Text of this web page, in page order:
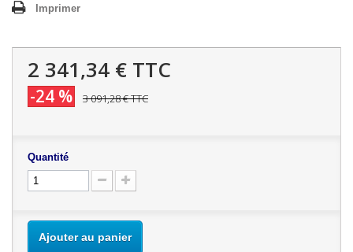
Imprimer
2 341,34 € TTC
-24 % 3 091,28 €TTC
Quantité
Ajouter au panier